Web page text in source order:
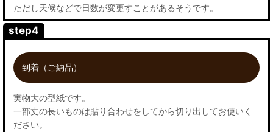
ただし天候などで日数が変更すことがあるそうです。
step4
到着（ご納品）
実物大の型紙です。
一部丈の長いものは貼り合わせをしてから切り出してお使いく
ださい。